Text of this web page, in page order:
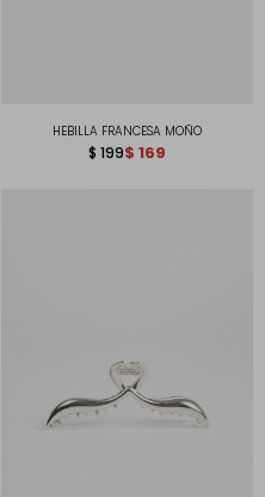
HEBILLA FRANCESA MOÑO
$ 199$ 169